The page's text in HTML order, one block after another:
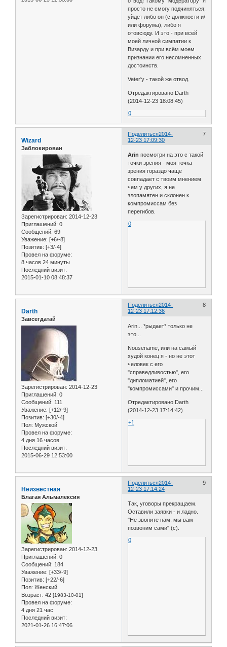
просто не смогу подчиняться;
уйдет либо он (с должности и/
или форума), либо я
отовсюду. И это - при всей
моей личной симпатии к
Визарду и при всём моем
признании его несомненных
достоинств.
Veter'у - такой же отвод.
Отредактировано Darth
(2014-12-23 18:08:45)
0
Поделиться 7
2014-
12-23 17:09:30
Wizard
Заблокирован
Зарегистрирован: 2014-12-23
Приглашений: 0
Сообщений: 69
Уважение: [+6/-8]
Позитив: [+3/-4]
Провел на форуме:
8 часов 24 минуты
Последний визит:
2015-01-10 08:48:37
Arin посмотри на это с такой
точки зрения - моя точка
зрения гораздо чаще
совпадает с твоим мнением
чем у других, я не
злопамятен и склонен к
компромиссам без
перегибов.
0
Поделиться 8
2014-
12-23 17:12:36
Darth
Завсегдатай
Зарегистрирован: 2014-12-23
Приглашений: 0
Сообщений: 111
Уважение: [+12/-9]
Позитив: [+30/-4]
Пол: Мужской
Провел на форуме:
4 дня 16 часов
Последний визит:
2015-06-29 12:53:00
Arin... *рыдает* только не
это...
Nousename, или на самый
худой конец я - но не этот
человек с его
"справедливостью", его
"дипломатией", его
"компромиссами" и прочим...
Отредактировано Darth
(2014-12-23 17:14:42)
+1
Поделиться 9
2014-
12-23 17:14:24
Неизвестная
Благая Альмалексия
Зарегистрирован: 2014-12-23
Приглашений: 0
Сообщений: 184
Уважение: [+33/-9]
Позитив: [+22/-6]
Пол: Женский
Возраст: 42 [1983-10-01]
Провел на форуме:
4 дня 21 час
Последний визит:
2021-01-26 16:47:06
Так, уговоры прекращаем.
Оставили заявки - и ладно.
"Не звоните нам, мы вам
позвоним сами" (с).
0